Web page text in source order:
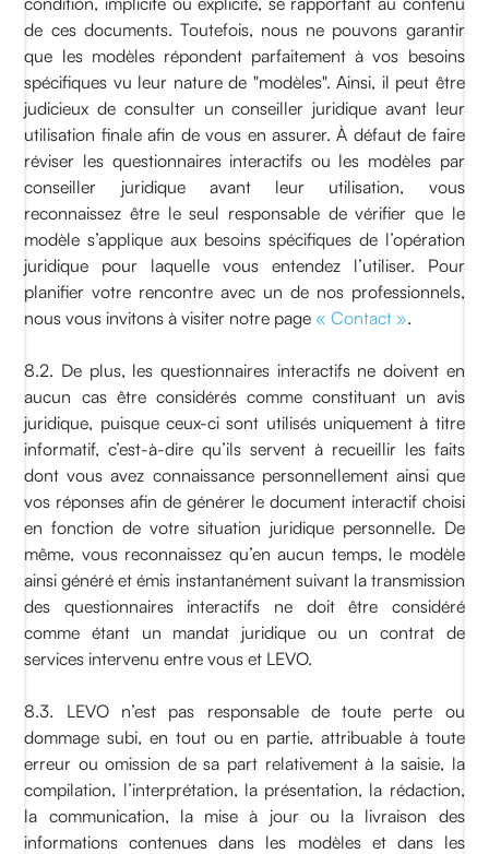
de ces documents. Toutefois, nous ne pouvons garantir
que les modèles répondent parfaitement à vos besoins
spécifiques vu leur nature de "modèles". Ainsi, il peut être
judicieux de consulter un conseiller juridique avant leur
utilisation finale afin de vous en assurer. À défaut de faire
réviser les questionnaires interactifs ou les modèles par
conseiller juridique avant leur utilisation, vous
reconnaissez être le seul responsable de vérifier que le
modèle s’applique aux besoins spécifiques de l’opération
juridique pour laquelle vous entendez l’utiliser. Pour
planifier votre rencontre avec un de nos professionnels,
nous vous invitons à visiter notre page « Contact ».
8.2. De plus, les questionnaires interactifs ne doivent en
aucun cas être considérés comme constituant un avis
juridique, puisque ceux-ci sont utilisés uniquement à titre
informatif, c’est-à-dire qu’ils servent à recueillir les faits
dont vous avez connaissance personnellement ainsi que
vos réponses afin de générer le document interactif choisi
en fonction de votre situation juridique personnelle. De
même, vous reconnaissez qu’en aucun temps, le modèle
ainsi généré et émis instantanément suivant la transmission
des questionnaires interactifs ne doit être considéré
comme étant un mandat juridique ou un contrat de
services intervenu entre vous et LEVO.
8.3. LEVO n’est pas responsable de toute perte ou
dommage subi, en tout ou en partie, attribuable à toute
erreur ou omission de sa part relativement à la saisie, la
compilation, l’interprétation, la présentation, la rédaction,
la communication, la mise à jour ou la livraison des
informations contenues dans les modèles et dans les